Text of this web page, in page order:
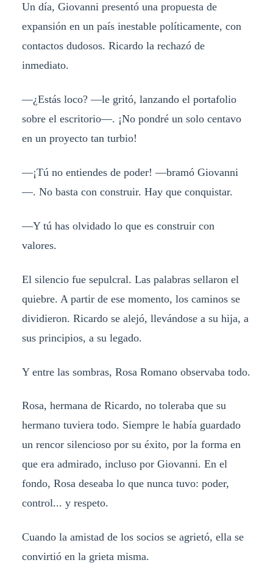
Un día, Giovanni presentó una propuesta de
expansión en un país inestable políticamente, con
contactos dudosos. Ricardo la rechazó de
inmediato.
—¿Estás loco? —le gritó, lanzando el portafolio
sobre el escritorio—. ¡No pondré un solo centavo
en un proyecto tan turbio!
—¡Tú no entiendes de poder! —bramó Giovanni
—. No basta con construir. Hay que conquistar.
—Y tú has olvidado lo que es construir con
valores.
El silencio fue sepulcral. Las palabras sellaron el
quiebre. A partir de ese momento, los caminos se
dividieron. Ricardo se alejó, llevándose a su hija, a
sus principios, a su legado.
Y entre las sombras, Rosa Romano observaba todo.
Rosa, hermana de Ricardo, no toleraba que su
hermano tuviera todo. Siempre le había guardado
un rencor silencioso por su éxito, por la forma en
que era admirado, incluso por Giovanni. En el
fondo, Rosa deseaba lo que nunca tuvo: poder,
control... y respeto.
Cuando la amistad de los socios se agrietó, ella se
convirtió en la grieta misma.